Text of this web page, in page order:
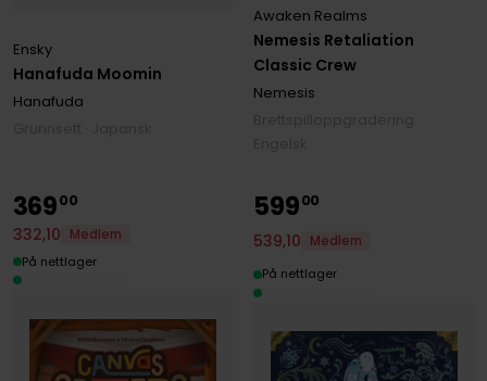
Hanafuda Moomin
Ensky
Hanafuda
Nemesis Retaliation
Classic Crew
Awaken Realms
Nemesis
36900
332,10
Medlem
På nettlager
59900
539,10
Medlem
På nettlager